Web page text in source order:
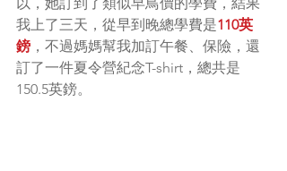
我上了三天，從早到晚總學費是110英
鎊 ，不過媽媽幫我加訂午餐、保險，還
訂了一件夏令營紀念T-shirt，總共是
150.5英鎊。